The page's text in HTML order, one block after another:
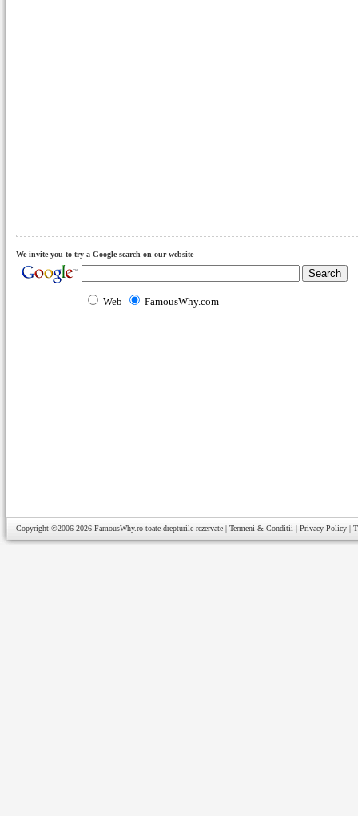
We invite you to try a Google search on our website
Web FamousWhy.com
Copyright ©2006-2026 FamousWhy.ro toate drepturile rezervate | Termeni & Conditii | Privacy Policy |